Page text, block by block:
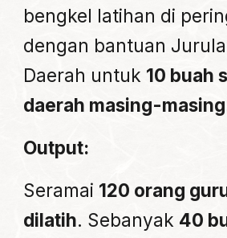
bengkel latihan di
dengan bantuan
Daerah untuk 10 buah
daerah masing-
Output:
Seramai 120 orang
dilatih. Sebanyak 40